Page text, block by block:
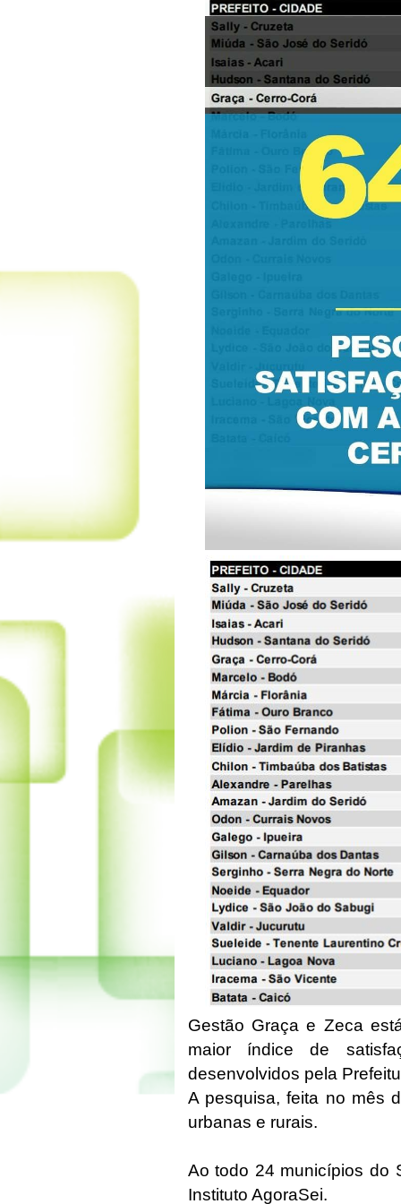
Gestão Graça e Zeca
maior índice de
desenvolvidos pela
A pesquisa, feita no mês
urbanas e rurais.
Ao todo 24 municípios do
Instituto AgoraSei.